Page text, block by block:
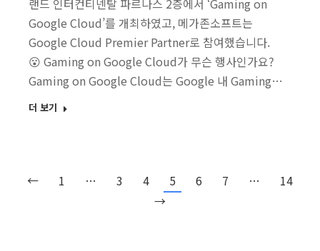
Google Cloud’를 개최하였고, 메가존소프트는
Google Cloud Premier Partner로 참여했습니다.
😮 Gaming on Google Cloud가 무슨 행사인가요?
Gaming on Google Cloud는 Google 내 Gaming…
더 보기
← 1 … 3 4 5 6 7 …
14
→